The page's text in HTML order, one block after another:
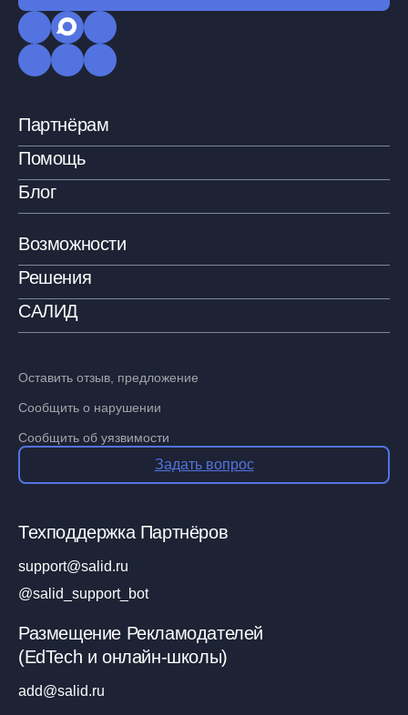
Партнёрам
Помощь
Блог
Возможности
Решения
САЛИД
Оставить отзыв, предложение
Сообщить о нарушении
Сообщить об уязвимости
Задать вопрос
Техподдержка Партнёров
support@salid.ru
@salid_support_bot
Размещение Рекламодателей
(EdTech и онлайн-школы)
add@salid.ru